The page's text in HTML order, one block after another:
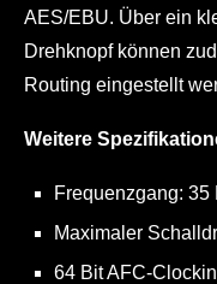
AES/EBU. Über ein
Drehknopf können
Routing eingestellt
Weitere
Frequenzgang: 35
Maximaler
64 Bit AFC-